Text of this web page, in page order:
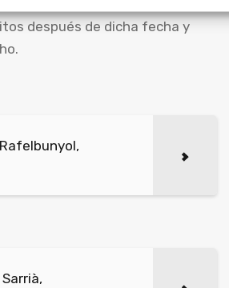
después de dicha fecha y